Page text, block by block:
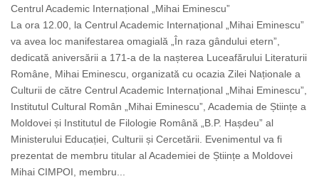
Centrul Academic Internațional „Mihai Eminescu”
La ora 12.00, la Centrul Academic Internațional „Mihai Eminescu”
va avea loc manifestarea omagială „În raza gândului etern”,
dedicată aniversării a 171-a de la nașterea Luceafărului Literaturii
Române, Mihai Eminescu, organizată cu ocazia Zilei Naționale a
Culturii de către Centrul Academic Internațional „Mihai Eminescu”,
Institutul Cultural Român „Mihai Eminescu”, Academia de Științe a
Moldovei și Institutul de Filologie Română „B.P. Hașdeu” al
Ministerului Educației, Culturii și Cercetării. Evenimentul va fi
prezentat de membru titular al Academiei de Științe a Moldovei
Mihai CIMPOI, membru...